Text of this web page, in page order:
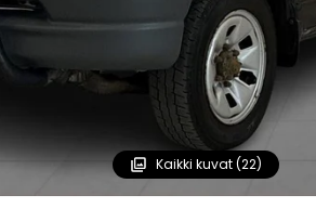
Kaikki kuvat (22)